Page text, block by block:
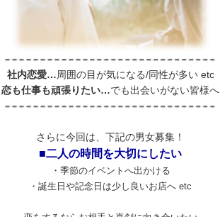
社内恋愛…周囲の目が気になる/同性が多い etc
恋も仕事も頑張りたい…でも出会いがない皆様へ
さらに今回は、下記の男女募集！
■二人の時間を大切にしたい
・季節のイベントへ出かける
・誕生日や記念日は少し良いお店へ etc